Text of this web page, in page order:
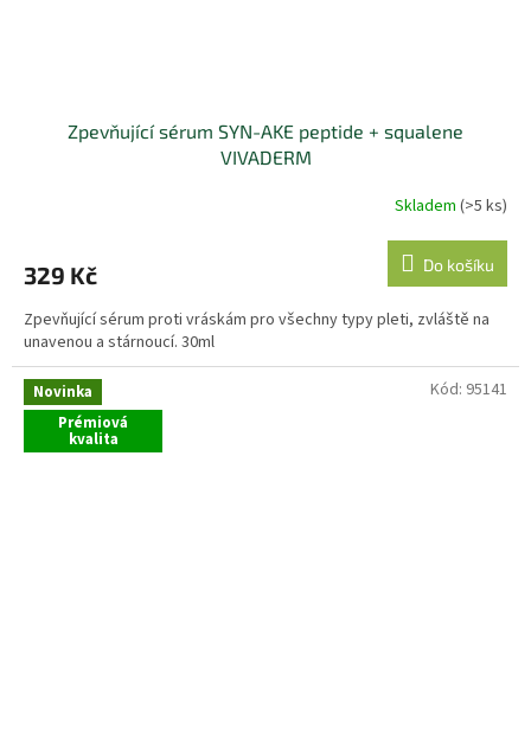
Zpevňující sérum SYN-AKE peptide + squalene
VIVADERM
Skladem (>5 ks)
329 Kč Do košíku
Zpevňující sérum proti vráskám pro všechny typy pleti, zvláště na
unavenou a stárnoucí. 30ml
Novinka
Prémiová
kvalita
Kód: 95141